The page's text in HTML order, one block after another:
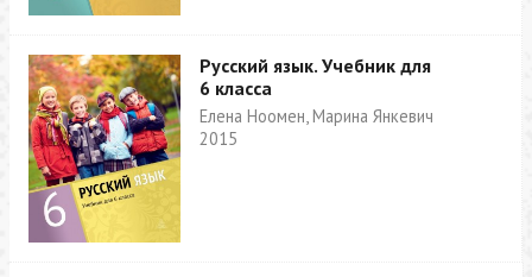
Русский язык. Учебник для
6 класса
Елена Ноомен, Марина Янкевич
2015